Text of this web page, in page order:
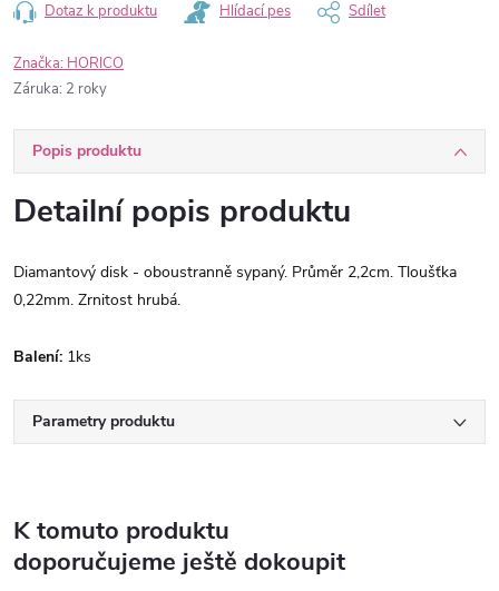
Dotaz k produktu Hlídací pes Sdílet
Značka: HORICO
Záruka: 2 roky
Popis produktu
Detailní popis produktu
Diamantový disk - oboustranně sypaný. Průměr 2,2cm. Tloušťka
0,22mm. Zrnitost hrubá.
Balení: 1ks
Parametry produktu
K tomuto produktu
doporučujeme ještě dokoupit